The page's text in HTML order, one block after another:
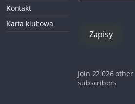
Kontakt
Karta klubowa
Zapisy
Join 22 026 other
subscribers